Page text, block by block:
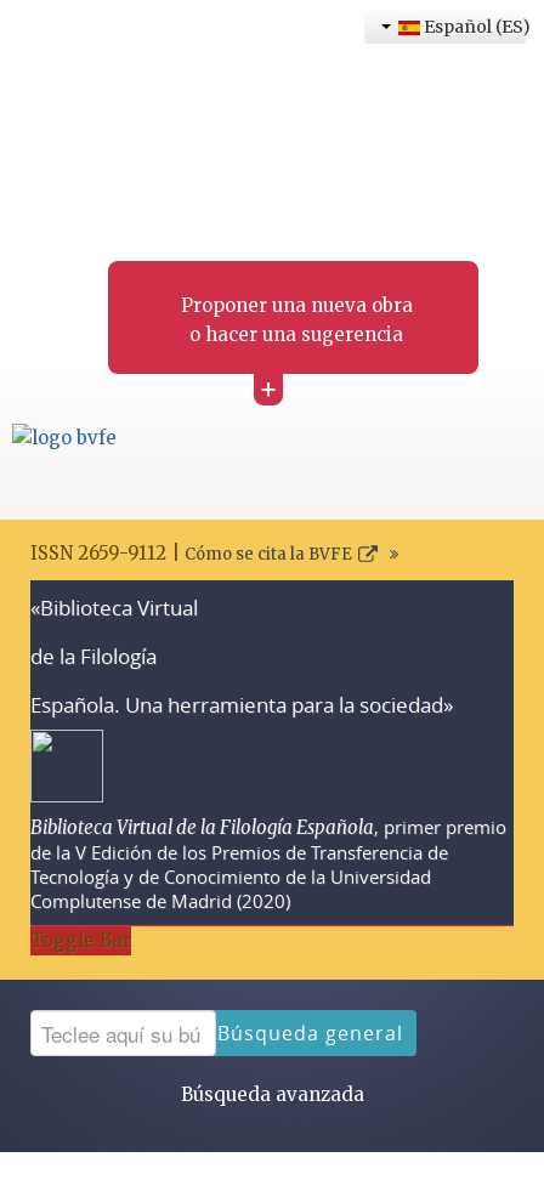
Proponer una nueva obra
o hacer una sugerencia
+
Español (ES)
ISSN 2659-9112 | Cómo se cita la BVFE
«Biblioteca Virtual
de la Filología
Española. Una herramienta para la sociedad»
Biblioteca Virtual de la Filología Española, primer premio
de la V Edición de los Premios de Transferencia de
Tecnología y de Conocimiento de la Universidad
Complutense de Madrid (2020)
Toggle Bar
Búsqueda general
Búsqueda avanzada